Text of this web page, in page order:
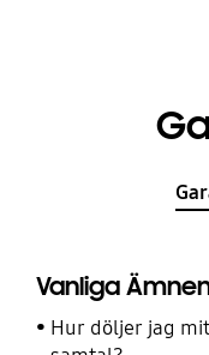
Vanliga
Hur döljer jag